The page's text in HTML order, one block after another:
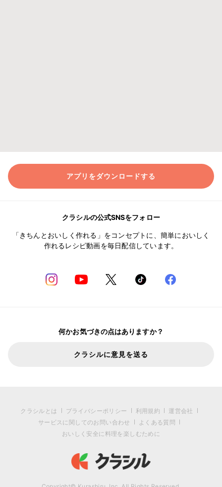
アプリをダウンロードする
クラシルの公式SNSをフォロー
「きちんとおいしく作れる」をコンセプトに、簡単においしく
作れるレシピ動画を毎日配信しています。
何かお気づきの点はありますか？
クラシルに意見を送る
クラシルとは プライバシーポリシー 利用規約
運営会社
サービスに関してのお問い合わせ
よくある質問
おいしく安全に料理を楽しむために